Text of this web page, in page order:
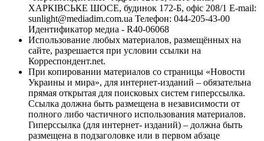
ХАРКІВСЬКЕ ШОСЕ, будинок 172-Б, офіс 208/1 E-mail:
sunlight@mediadim.com.ua Телефон: 044-205-43-00
Идентификатор медиа - R40-06068
Использование любых материалов, размещённых на
сайте, разрешается при условии ссылки на
Корреспондент.net.
При копировании материалов со страницы «Новости
Украины и мира», для интернет-изданий – обязательна
прямая открытая для поисковых систем гиперссылка.
Ссылка должна быть размещена в независимости от
полного либо частичного использования материалов.
Гиперссылка (для интернет- изданий) – должна быть
размещена в подзаголовке или в первом абзаце